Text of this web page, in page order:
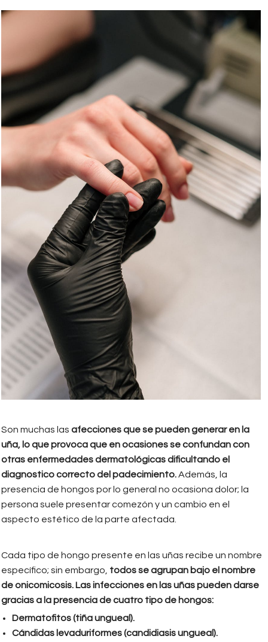
cottonbro_una.jpeg
Son muchas las afecciones que se pueden generar en la
uña, lo que provoca que en ocasiones se confundan con
otras enfermedades dermatológicas dificultando el
diagnostico correcto del padecimiento.Además, la
presencia de hongos por lo general no ocasiona dolor; la
persona suele presentar comezón y un cambio en el
aspecto estético de la parte afectada.
Cada tipo de hongo presente en las uñas recibe un nombre
específico; sin embargo, todos se agrupan bajo el nombre
de onicomicosis. Las infecciones en las uñas pueden darse
gracias a la presencia de cuatro tipo de hongos:
Dermatofitos (tiña ungueal).
Cándidas levaduriformes (candidiasis ungueal).